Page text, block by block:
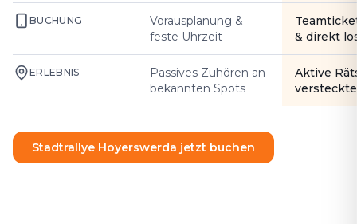
BUCHUNG
Vorausplanung &
feste Uhrzeit
& direkt
ERLEBNIS
Passives Zuhören an
bekannten Spots
Aktive
Stadtrallye Hoyerswerda jetzt buchen